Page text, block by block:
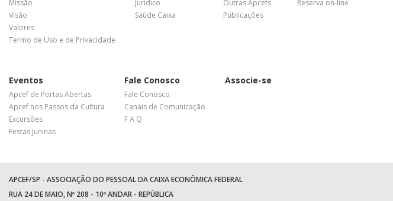
Missão
Visão
Valores
Termo de Uso e de Privacidade
Jurídico
Saúde Caixa
Outras Apcefs
Publicações
Reserva on-line
Eventos
Apcef de Portas Abertas
Apcef nos Passos da Cultura
Excursões
Festas Juninas
Fale Conosco
Fale Conosco
Canais de Comunicação
F A Q
Associe-se
APCEF/SP - ASSOCIAÇÃO DO PESSOAL DA CAIXA ECONÔMICA FEDERAL
RUA 24 DE MAIO, Nº 208 - 10º ANDAR - REPÚBLICA